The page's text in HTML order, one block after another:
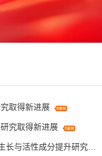
取得新进展
究取得新进展
兰州化物所功能微生物促进当归生长与活性成分提升研究获新进展